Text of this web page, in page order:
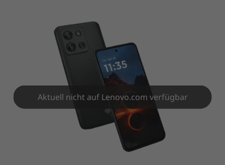
Aktuell nicht auf Lenovo.com verfügbar